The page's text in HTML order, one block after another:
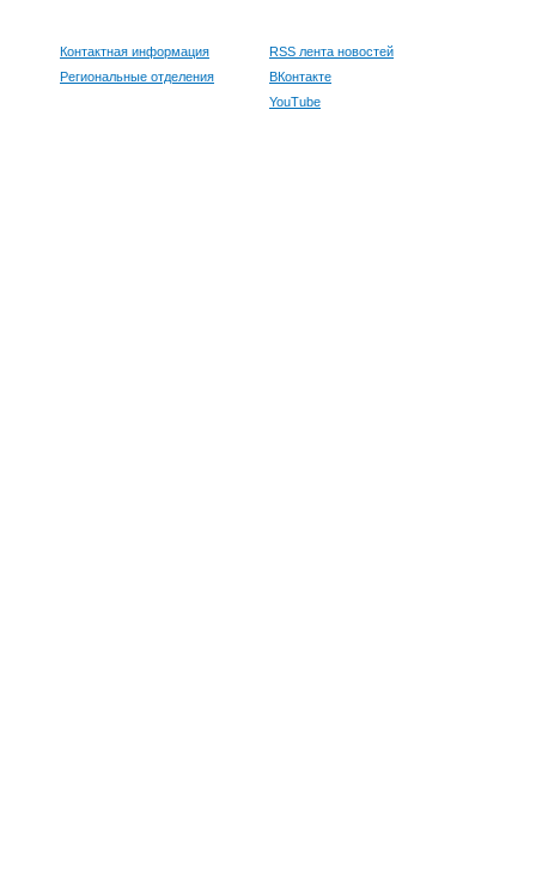
Контактная информация
Региональные отделения
RSS лента новостей
ВКонтакте
YouTube